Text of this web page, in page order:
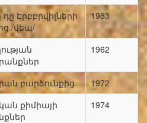
դը Էրբբրվիլների
/վեպ/
1983
1962
բարձունքից
1972
քիմիայի
1974